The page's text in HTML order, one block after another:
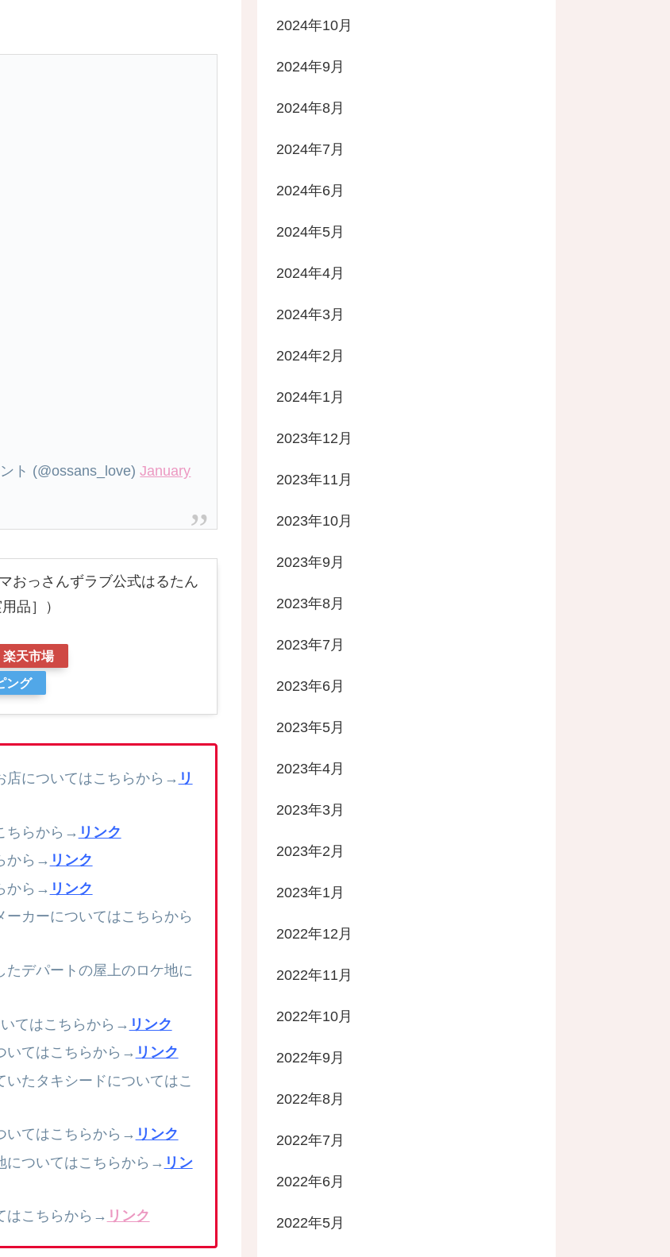
ト (@ossans_love)January
おっさんずラブ公式はるたん
品］）
楽天市場
ング
店についてはこちらから→ リ
ちらから→ リンク
から→ リンク
から→ リンク
カーについてはこちらから
デパートの屋上のロケ地に
てはこちらから→ リンク
いてはこちらから→ リンク
たタキシードについてはこ
いてはこちらから→ リンク
についてはこちらから→ リン
はこちらから→ リンク
2024年10月
2024年9月
2024年8月
2024年7月
2024年6月
2024年5月
2024年4月
2024年3月
2024年2月
2024年1月
2023年12月
2023年11月
2023年10月
2023年9月
2023年8月
2023年7月
2023年6月
2023年5月
2023年4月
2023年3月
2023年2月
2023年1月
2022年12月
2022年11月
2022年10月
2022年9月
2022年8月
2022年7月
2022年6月
2022年5月